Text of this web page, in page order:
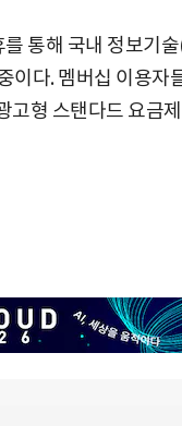
통해 국내 정보기
이다. 멤버십 이용자
형 스탠다드 요금